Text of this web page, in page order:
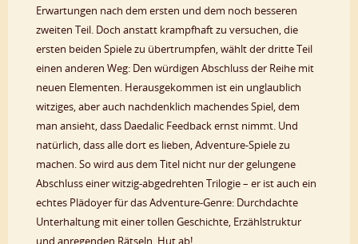
Erwartungen nach dem ersten und dem noch besseren
zweiten Teil. Doch anstatt krampfhaft zu versuchen, die
ersten beiden Spiele zu übertrumpfen, wählt der dritte Teil
einen anderen Weg: Den würdigen Abschluss der Reihe mit
neuen Elementen. Herausgekommen ist ein unglaublich
witziges, aber auch nachdenklich machendes Spiel, dem
man ansieht, dass Daedalic Feedback ernst nimmt. Und
natürlich, dass alle dort es lieben, Adventure-Spiele zu
machen. So wird aus dem Titel nicht nur der gelungene
Abschluss einer witzig-abgedrehten Trilogie – er ist auch ein
echtes Plädoyer für das Adventure-Genre: Durchdachte
Unterhaltung mit einer tollen Geschichte, Erzählstruktur
und anregenden Rätseln. Hut ab!